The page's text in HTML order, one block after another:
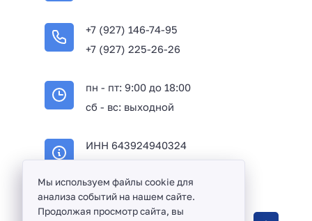
+7 (927) 146-74-95
+7 (927) 225-26-26
пн - пт: 9:00 до 18:00
сб - вс: выходной
ИНН 643924940324
Мы используем файлы cookie для
анализа событий на нашем сайте.
Продолжая просмотр сайта, вы